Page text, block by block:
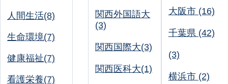
人間生活(8)
生命環境(7)
健康福祉(7)
看護栄養(7)
関西外国語大
(3)
関西国際大(3)
関西医科大(1)
大阪市 (16)
千葉県 (42)
(3)
横浜市 (2)